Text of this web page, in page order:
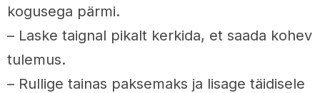
kogusega pärmi.
– Laske taignal pikalt kerkida, et saada kohev
tulemus.
– Rullige tainas paksemaks ja lisage täidisele